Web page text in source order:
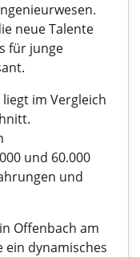
neue Talente
für junge
im Vergleich
und 60.000
und
Offenbach am
ein dynamisches